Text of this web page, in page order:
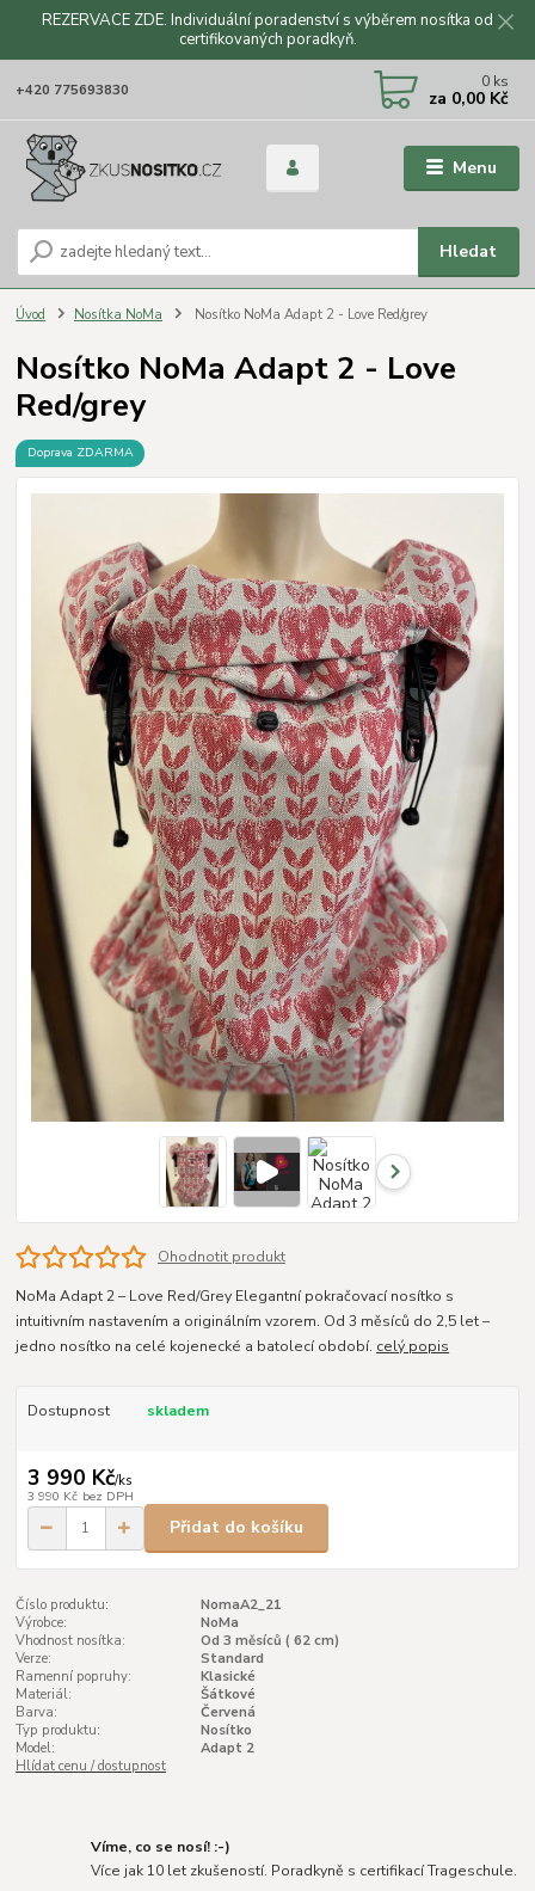
REZERVACE ZDE. Individuální poradenství s výběrem nosítka od
certifikovaných poradkyň.
Menu
Hledat
+420 775693830 0 ks
za 0,00 Kč
Úvod Nosítka NoMa Nosítko NoMa Adapt 2 - Love Red/grey
Nosítko NoMa Adapt 2 - Love
Red/grey
Doprava ZDARMA
Ohodnotit produkt
NoMa Adapt 2 – Love Red/Grey Elegantní pokračovací nosítko s
intuitivním nastavením a originálním vzorem. Od 3 měsíců do 2,5 let –
jedno nosítko na celé kojenecké a batolecí období. celý popis
Dostupnost skladem
3 990 Kč/ks
3 990 Kč bez DPH
Přidat do košíku
Číslo produktu:
NomaA2_21
Výrobce:
NoMa
Vhodnost nosítka:
Od 3 měsíců ( 62 cm)
Verze:
Standard
Ramenní popruhy:
Klasické
Materiál:
Šátkové
Barva:
Červená
Typ produktu:
Nosítko
Model:
Adapt 2
Hlídat cenu / dostupnost
Víme, co se nosí! :-)
Více jak 10 let zkušeností. Poradkyně s certifikací Trageschule.